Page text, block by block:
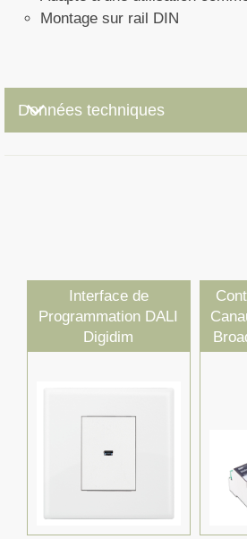
Montage sur rail DIN
Données techniques
keyboard_arrow_down
Interface de
Programmation DALI
Digidim